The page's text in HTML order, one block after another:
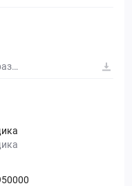
223-ФЗ ЕИС. Ссылка на сайт размещения тендера #30583347814.doc